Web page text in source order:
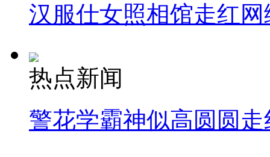
汉服仕女照相馆走红网
热点新闻
警花学霸神似高圆圆走